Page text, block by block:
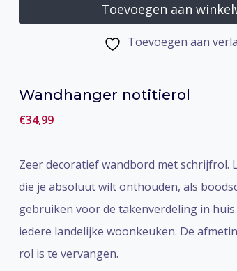
Toevoegen aan
Toevoegen aan
Wandhanger notitierol
€34,99
Zeer decoratief wandbord met schrijfrol.
die je absoluut wilt onthouden, als
gebruiken voor de takenverdeling in
iedere landelijke woonkeuken. De
rol is te vervangen.